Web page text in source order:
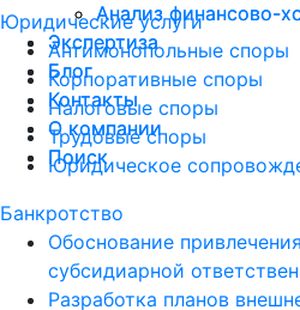
Юридические услуги
Антимонопольные споры
Корпоративные споры
Налоговые споры
Трудовые споры
Юридическое
Банкротство
Обоснование
субсидиарной
Разработка планов
Анализ финансово-
Экспертиза
Блог
Контакты
О компании
Поиск
Анализ финансово-
Экспертиза
Блог
Контакты
О компании
Поиск